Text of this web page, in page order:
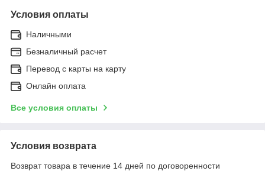
Условия оплаты
Наличными
Безналичный расчет
Перевод с карты на карту
Онлайн оплата
Все условия оплаты
Условия возврата
Возврат товара в течение 14 дней по договоренности